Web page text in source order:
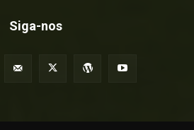
Siga-nos